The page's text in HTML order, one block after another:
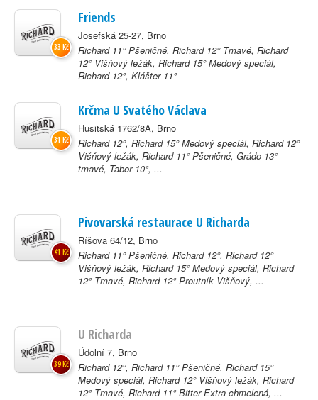
Friends
Josefská 25-27, Brno
Richard 11° Pšeničné, Richard 12° Tmavé, Richard
12° Višňový ležák, Richard 15° Medový speciál,
Richard 12°, Klášter 11°
33 Kč
Krčma U Svatého Václava
Husitská 1762/8A, Brno
Richard 12°, Richard 15° Medový speciál, Richard 12°
Višňový ležák, Richard 11° Pšeničné, Grádo 13°
tmavé, Tabor 10°, ...
31 Kč
Pivovarská restaurace U Richarda
Ríšova 64/12, Brno
Richard 11° Pšeničné, Richard 12°, Richard 12°
Višňový ležák, Richard 15° Medový speciál, Richard
12° Tmavé, Richard 12° Proutník Višňový, ...
41 Kč
U Richarda
Údolní 7, Brno
Richard 12°, Richard 11° Pšeničné, Richard 15°
Medový speciál, Richard 12° Višňový ležák, Richard
12° Tmavé, Richard 11° Bitter Extra chmelená, ...
39 Kč